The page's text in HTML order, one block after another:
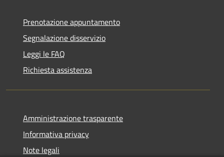
Prenotazione appuntamento
Segnalazione disservizio
Leggi le FAQ
Richiesta assistenza
Amministrazione trasparente
Informativa privacy
Note legali